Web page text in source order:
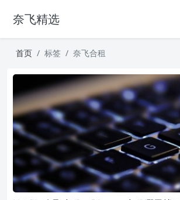
奈飞精选
首页 标签 奈飞合租